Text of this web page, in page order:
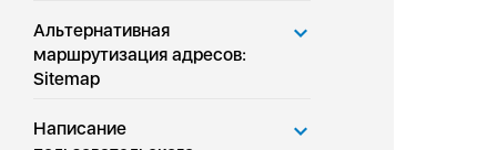
Альтернативная
маршрутизация адресов:
Sitemap
Написание